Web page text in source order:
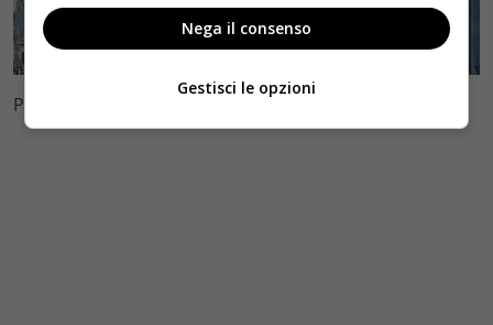
Photo Credits: Sony
Nega il consenso
Gestisci le opzioni